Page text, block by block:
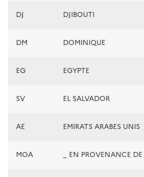
DJ DJIBOUTI
DM DOMINIQUE
EG EGYPTE
SV EL SALVADOR
AE EMIRATS ARABES UNIS
MOA _ EN PROVENANCE